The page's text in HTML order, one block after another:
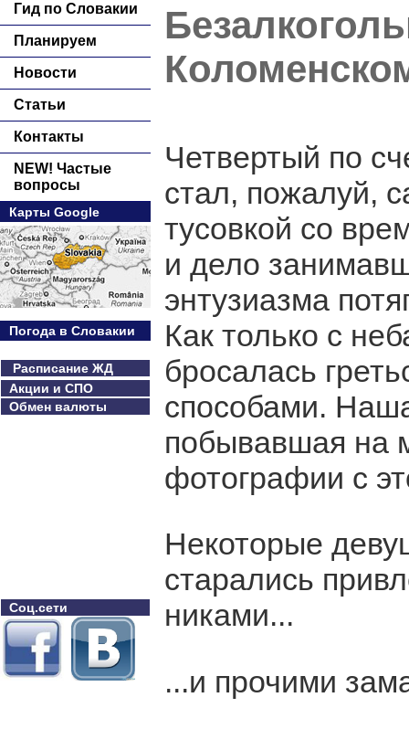
Гид по Словакии
Планируем
Новости
Статьи
Контакты
NEW! Частые
вопросы
Карты Google
Погода в Словакии
Расписание ЖД
Акции и СПО
Обмен валюты
Соц.сети
Четвертый по
стал, пожалуй,
тусовкой со
и дело
энтузиазма
Как только с
бросалась
способами.
побывавшая на
фотографии с
Некоторые
старались
никами...
...и прочими